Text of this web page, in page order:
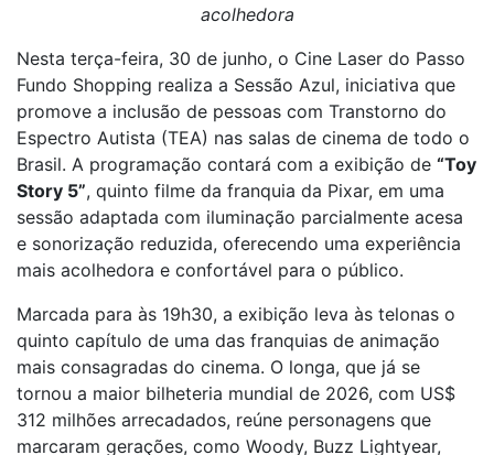
acolhedora
Nesta terça-feira, 30 de junho, o Cine Laser do Passo
Fundo Shopping realiza a Sessão Azul, iniciativa que
promove a inclusão de pessoas com Transtorno do
Espectro Autista (TEA) nas salas de cinema de todo o
Brasil. A programação contará com a exibição de “Toy
Story 5”, quinto filme da franquia da Pixar, em uma
sessão adaptada com iluminação parcialmente acesa
e sonorização reduzida, oferecendo uma experiência
mais acolhedora e confortável para o público.
Marcada para às 19h30, a exibição leva às telonas o
quinto capítulo de uma das franquias de animação
mais consagradas do cinema. O longa, que já se
tornou a maior bilheteria mundial de 2026, com US$
312 milhões arrecadados, reúne personagens que
marcaram gerações, como Woody, Buzz Lightyear,